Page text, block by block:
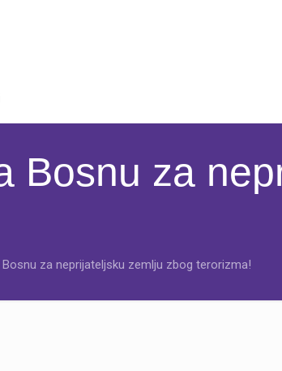
Bosnu za
za neprijateljsku zemlju zbog terorizma!